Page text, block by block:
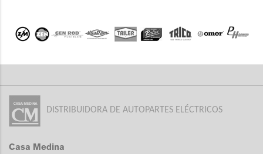
DISTRIBUIDORA DE AUTOPARTES ELÉCTRICOS
Casa Medina